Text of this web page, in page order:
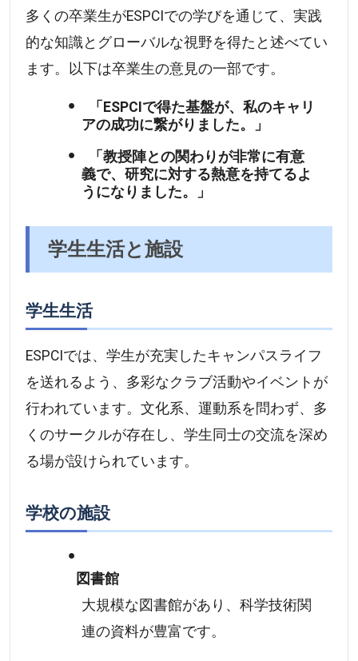
多くの卒業生がESPCIでの学びを通じて、実践
的な知識とグローバルな視野を得たと述べてい
ます。以下は卒業生の意見の一部です。
「ESPCIで得た基盤が、私のキャリ
アの成功に繋がりました。」
「教授陣との関わりが非常に有意
義で、研究に対する熱意を持てるよ
うになりました。」
学生生活と施設
学生生活
ESPCIでは、学生が充実したキャンパスライフ
を送れるよう、多彩なクラブ活動やイベントが
行われています。文化系、運動系を問わず、多
くのサークルが存在し、学生同士の交流を深め
る場が設けられています。
学校の施設
図書館
大規模な図書館があり、科学技術関
連の資料が豊富です。